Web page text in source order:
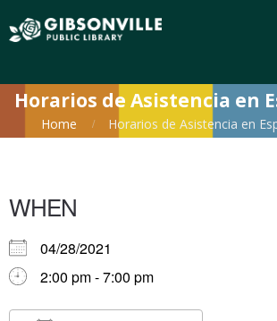
Horarios de Asistencia en
Home Horarios de Asistencia en
WHEN
04/28/2021
2:00 pm - 7:00 pm